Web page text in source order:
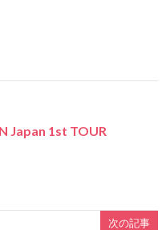
Japan 1st TOUR
次の記事